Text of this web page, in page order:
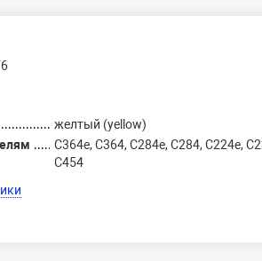
желтый (yellow)
C364e, C364, C284e, C284, C224e,
C454